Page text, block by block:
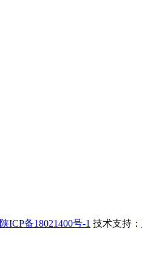
陕ICP备18021400号-1 技术支持：